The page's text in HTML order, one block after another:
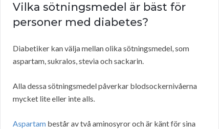
Vilka sötningsmedel är bäst för
personer med diabetes?
Diabetiker kan välja mellan olika sötningsmedel, som
aspartam, sukralos, stevia och sackarin.
Alla dessa sötningsmedel påverkar blodsockernivåerna
mycket lite eller inte alls.
Aspartam består av två aminosyror och är känt för sina